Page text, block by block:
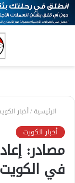
الرئيسية/أخبار
أخبار الكويت
مصادر:
في الكويت